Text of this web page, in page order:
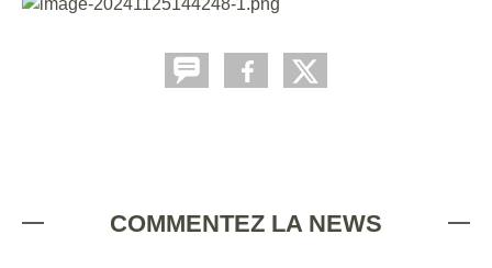
COMMENTEZ LA NEWS